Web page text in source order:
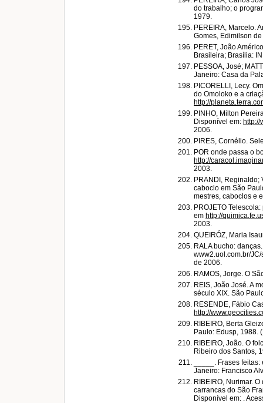
do trabalho; o
1979.
PEREIRA, Marcelo.
Gomes, Edimilson
PERET, João
Brasileira; Brasília:
PESSOA, José;
Janeiro: Casa da
PICORELLI, Lecy.
do Omoloko e a
http://
PINHO, Milton
Disponível em: http://
2006.
PIRES, Cornélio.
POR onde passa o
http://
2003.
PRANDI, Reginaldo;
caboclo em São
mestres, caboclos e
PROJETO
em http://
2003.
QUEIRÓZ, Maria
RALA bucho:
www2.uol.com.br/
de 2006.
RAMOS, Jorge. O
REIS, João José. A
século XIX. São
RESENDE, Fábio
http://
RIBEIRO, Berta
Paulo: Edusp, 1988.
RIBEIRO, João. O
Ribeiro dos Santos,
_____. Frases
Janeiro: Francisco
RIBEIRO, Nurimar.
carrancas do São
Disponível em: .